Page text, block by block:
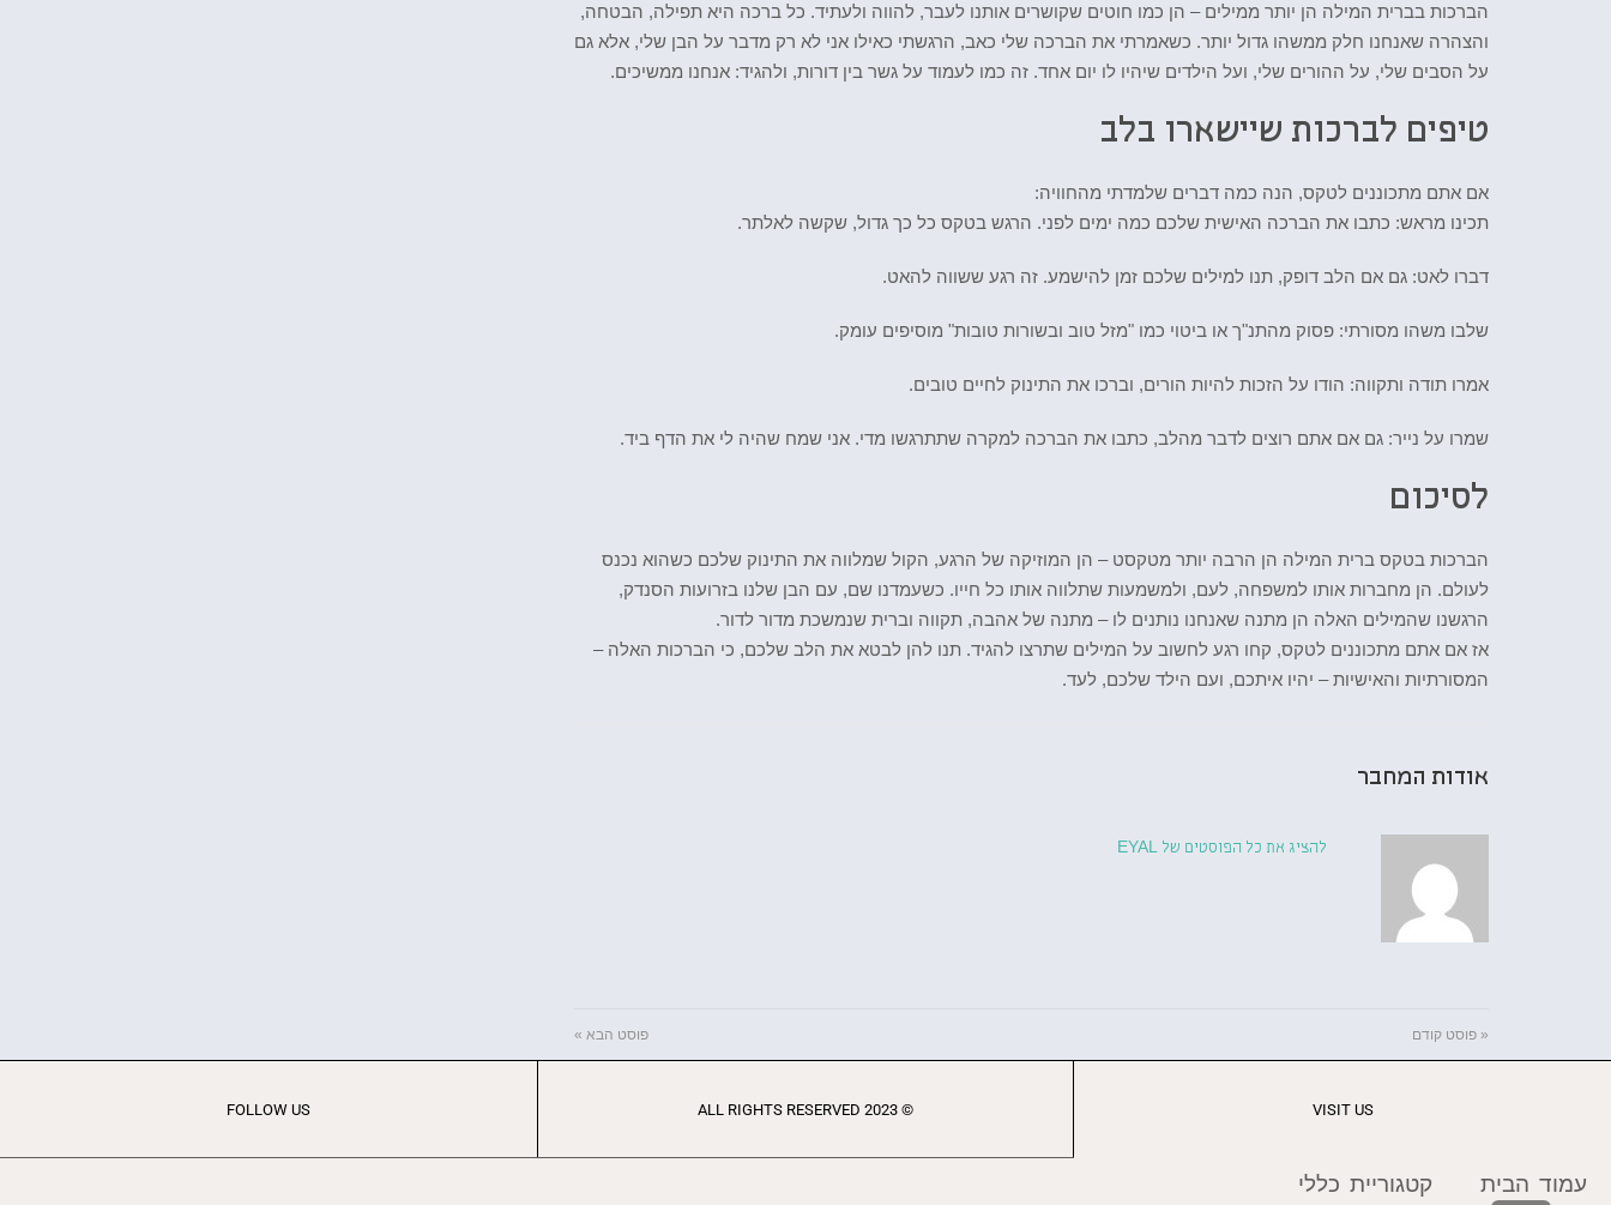
הברכות בברית המילה הן יותר ממילים – הן כמו חוטים שקושרים אותנו לעבר, להווה ולעתיד. כל ברכה היא תפילה, הבטחה,
והצהרה שאנחנו חלק ממשהו גדול יותר. כשאמרתי את הברכה שלי כאב, הרגשתי כאילו אני לא רק מדבר על הבן שלי, אלא גם
על הסבים שלי, על ההורים שלי, ועל הילדים שיהיו לו יום אחד. זה כמו לעמוד על גשר בין דורות, ולהגיד: אנחנו ממשיכים.
טיפים לברכות שיישארו בלב
אם אתם מתכוננים לטקס, הנה כמה דברים שלמדתי מהחוויה:
תכינו מראש: כתבו את הברכה האישית שלכם כמה ימים לפני. הרגש בטקס כל כך גדול, שקשה לאלתר.
דברו לאט: גם אם הלב דופק, תנו למילים שלכם זמן להישמע. זה רגע ששווה להאט.
שלבו משהו מסורתי: פסוק מהתנ"ך או ביטוי כמו "מזל טוב ובשורות טובות" מוסיפים עומק.
אמרו תודה ותקווה: הודו על הזכות להיות הורים, וברכו את התינוק לחיים טובים.
שמרו על נייר: גם אם אתם רוצים לדבר מהלב, כתבו את הברכה למקרה שתתרגשו מדי. אני שמח שהיה לי את הדף ביד.
לסיכום
הברכות בטקס ברית המילה הן הרבה יותר מטקסט – הן המוזיקה של הרגע, הקול שמלווה את התינוק שלכם כשהוא נכנס
לעולם. הן מחברות אותו למשפחה, לעם, ולמשמעות שתלווה אותו כל חייו. כשעמדנו שם, עם הבן שלנו בזרועות הסנדק,
הרגשנו שהמילים האלה הן מתנה שאנחנו נותנים לו – מתנה של אהבה, תקווה וברית שנמשכת מדור לדור.
אז אם אתם מתכוננים לטקס, קחו רגע לחשוב על המילים שתרצו להגיד. תנו להן לבטא את הלב שלכם, כי הברכות האלה –
המסורתיות והאישיות – יהיו איתכם, ועם הילד שלכם, לעד.
אודות המחבר
להציג את כל הפוסטים של EYAL
« פוסט קודם פוסט הבא »
VISIT US
עמוד הבית קטגוריית כללי
© 2023 ALL RIGHTS RESERVED
FOLLOW US